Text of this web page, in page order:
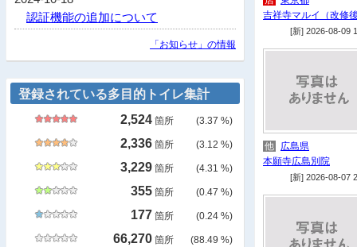
吉祥寺マルイ（改修
[新] 2026-08-09
他
広島県
本願寺広島別院
[新] 2026-08-07
認証機能の追加について
「お知らせ」の情報
登録されている多目的トイレ集計
2,524 箇所 (3.37 %)
2,336 箇所 (3.12 %)
3,229 箇所 (4.31 %)
355 箇所 (0.47 %)
177 箇所 (0.24 %)
66,270 箇所 (88.49 %)